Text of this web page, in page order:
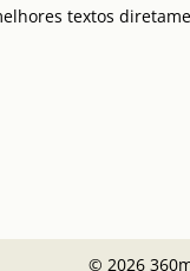
textos
© 2026